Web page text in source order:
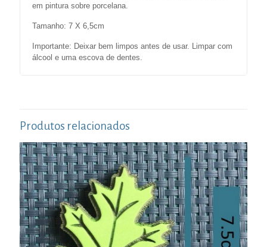
em pintura sobre porcelana.
Tamanho: 7 X 6,5cm
Importante: Deixar bem limpos antes de usar. Limpar com
álcool e uma escova de dentes.
Produtos relacionados